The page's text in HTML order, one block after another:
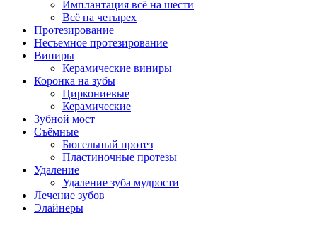
Имплантация всё на шести
Всё на четырех
Протезирование
Несъемное протезирование
Виниры
Керамические виниры
Коронка на зубы
Циркониевые
Керамические
Зубной мост
Съёмные
Бюгельный протез
Пластиночные протезы
Удаление
Удаление зуба мудрости
Лечение зубов
Элайнеры